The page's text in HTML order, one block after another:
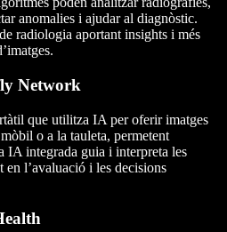
anomalies i ajudar al diagnòstic.
radiologia aportant insights i més
Network
que utilitza IA per oferir imatges
o a la tauleta, permetent
IA integrada guia i interpreta les
en l’avaluació i les decisions